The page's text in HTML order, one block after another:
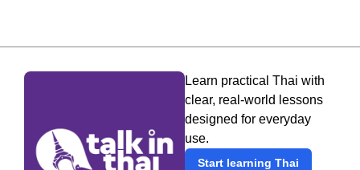
Learn practical Thai with
clear, real-world lessons
designed for everyday
use.
Start learning Thai